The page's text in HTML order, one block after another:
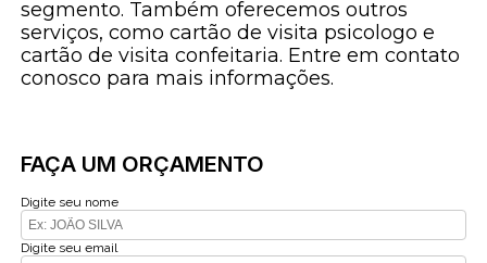
segmento. Também oferecemos outros
serviços, como cartão de visita psicologo e
cartão de visita confeitaria. Entre em contato
conosco para mais informações.
FAÇA UM ORÇAMENTO
Digite seu nome
Digite seu email